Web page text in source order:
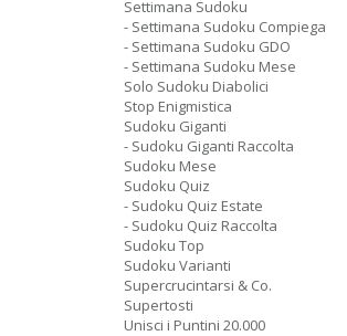
Settimana Sudoku
- Settimana Sudoku Compiega
- Settimana Sudoku GDO
- Settimana Sudoku Mese
Solo Sudoku Diabolici
Stop Enigmistica
Sudoku Giganti
- Sudoku Giganti Raccolta
Sudoku Mese
Sudoku Quiz
- Sudoku Quiz Estate
- Sudoku Quiz Raccolta
Sudoku Top
Sudoku Varianti
Supercrucintarsi & Co.
Supertosti
Unisci i Puntini 20.000